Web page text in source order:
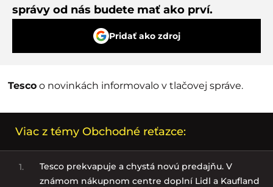
správy od nás budete mať ako prví.
Pridať ako zdroj
Tesco o novinkách informovalo v tlačovej správe.
Viac z témy Obchodné reťazce:
1.
Tesco prekvapuje a chystá novú predajňu. V
známom nákupnom centre doplní Lidl a Kaufland